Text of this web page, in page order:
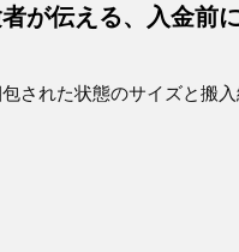
が伝える、入金前
包された状態のサイズと搬